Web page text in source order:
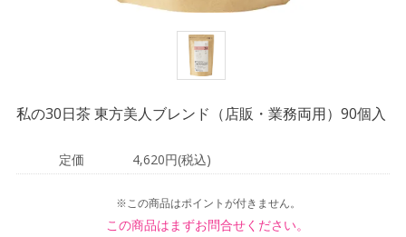
私の30日茶 東方美人ブレンド（店販・業務両用）90個入
定価 4,620円(税込)
※この商品はポイントが付きません。
この商品はまずお問合せください。